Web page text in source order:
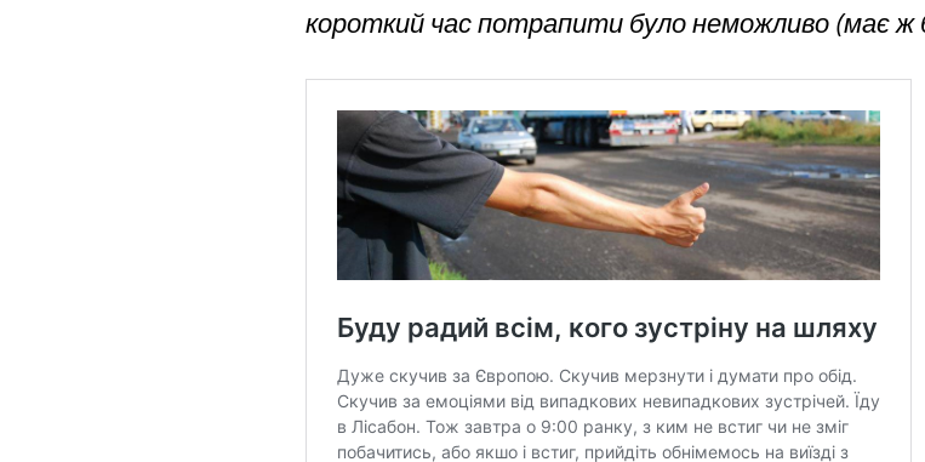
короткий час потрапити було неможливо (має ж